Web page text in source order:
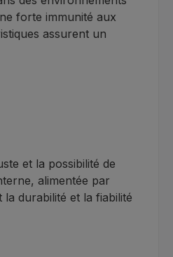
forte immunité aux
assurent un
et la possibilité de
alimentée par
durabilité et la fiabilité